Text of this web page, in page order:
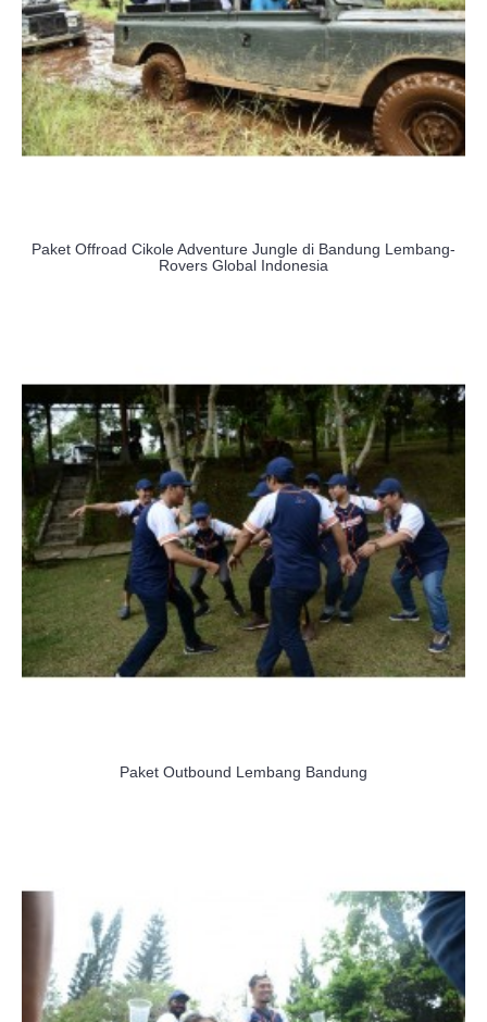
Paket Offroad Cikole Adventure Jungle di Bandung Lembang-
Rovers Global Indonesia
Paket Outbound Lembang Bandung